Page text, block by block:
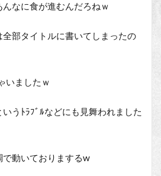
なに食が進むんだろねｗ
全部タイトルに書いてしまったの
いましたｗ
うﾄﾗﾌﾞﾙなどにも見舞われました
動いておりまするw